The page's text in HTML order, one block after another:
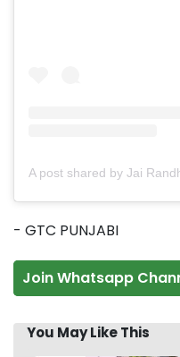
- GTC PUNJABI
Join Whatsapp
You May Like This